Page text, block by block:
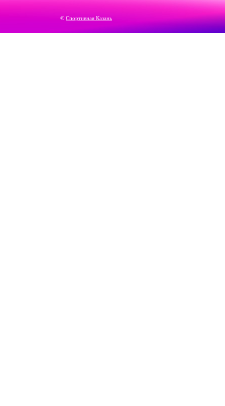
© Спортивная Казань